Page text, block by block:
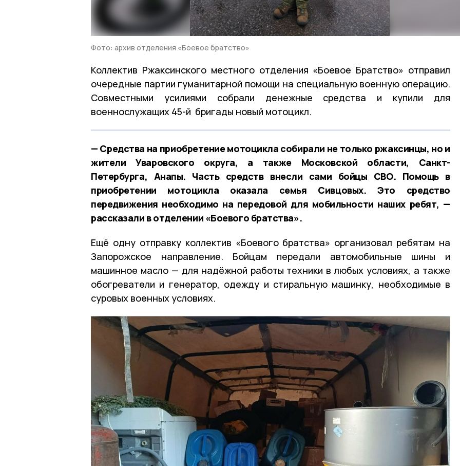
Фото: архив отделения «Боевое братство»
Коллектив Ржаксинского местного отделения «Боевое Братство» отправил
очередные партии гуманитарной помощи на специальную военную операцию.
Совместными усилиями собрали денежные средства и купили для
военнослужащих 45-й бригады новый мотоцикл.
— Средства на приобретение мотоцикла собирали не только ржаксинцы, но и
жители Уваровского округа, а также Московской области, Санкт-
Петербурга, Анапы. Часть средств внесли сами бойцы СВО. Помощь в
приобретении мотоцикла оказала семья Сивцовых. Это средство
передвижения необходимо на передовой для мобильности наших ребят, —
рассказали в отделении «Боевого братства».
Ещё одну отправку коллектив «Боевого братства» организовал ребятам на
Запорожское направление. Бойцам передали автомобильные шины и
машинное масло — для надёжной работы техники в любых условиях, а также
обогреватели и генератор, одежду и стиральную машинку, необходимые в
суровых военных условиях.